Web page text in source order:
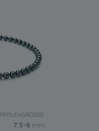
PERLENGRÖSSE:
7.5-8 mm